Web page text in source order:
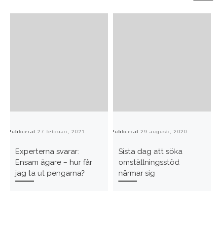
Publicerat 27 februari, 2021
Experterna svarar:
Ensam ägare – hur får
jag ta ut pengarna?
Publicerat 29 augusti, 2020
Sista dag att söka
omställningsstöd
närmar sig